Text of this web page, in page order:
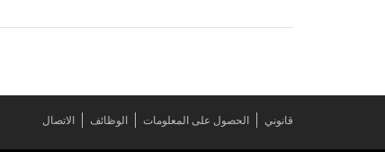
قانوني الحصول على المعلومات الوظائف الاتصال